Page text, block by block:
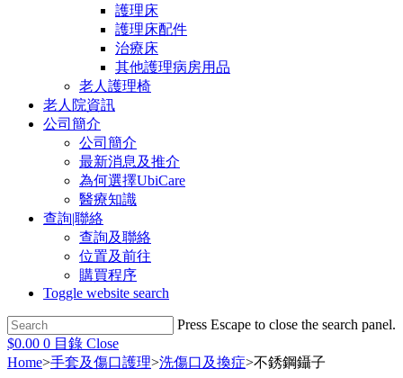
護理床
護理床配件
治療床
其他護理病房用品
老人護理椅
老人院資訊
公司簡介
公司簡介
最新消息及推介
為何選擇UbiCare
醫療知識
查詢|聯絡
查詢及聯絡
位置及前往
購買程序
Toggle website search
Press Escape to close the search panel.
$0.00 0 目錄 Close
Home>手套及傷口護理>洗傷口及換症>不銹鋼鑷子